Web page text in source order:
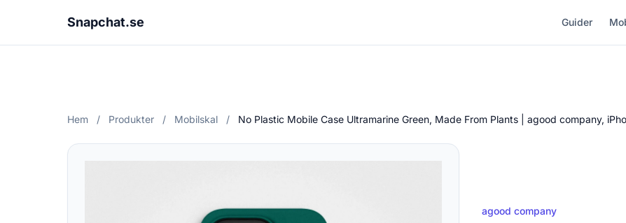
Snapchat.se Guider
Hem / Produkter / Mobilskal / No Plastic Mobile Case Ultramarine Green, Made From Plants | agood company,
agood company